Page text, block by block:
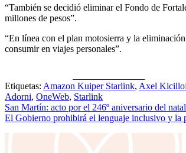
“También se decidió eliminar el Fondo de
millones de pesos”.
“En línea con el plan motosierra y la
consumir en viajes personales”.
Etiquetas: Amazon Kuiper Starlink, Axel
Adorni, OneWeb, Starlink
Navegación
de
entradas
San Martín: acto por el 246º aniversario del
El Gobierno prohibirá el lenguaje inclusivo y la